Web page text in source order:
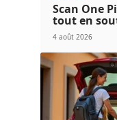
Scan One
tout en
4 août 2026